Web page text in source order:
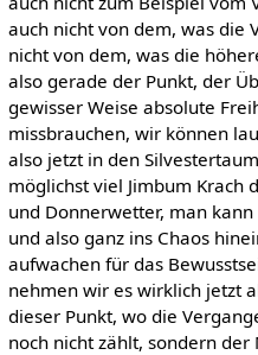
auch nicht von dem, was die
nicht von dem, was die
also gerade der Punkt, der
gewisser Weise absolute
missbrauchen, wir können
also jetzt in den
möglichst viel Jimbum Krach
und Donnerwetter, man
und also ganz ins Chaos
aufwachen für das
nehmen wir es wirklich jetzt
dieser Punkt, wo die
noch nicht zählt, sondern